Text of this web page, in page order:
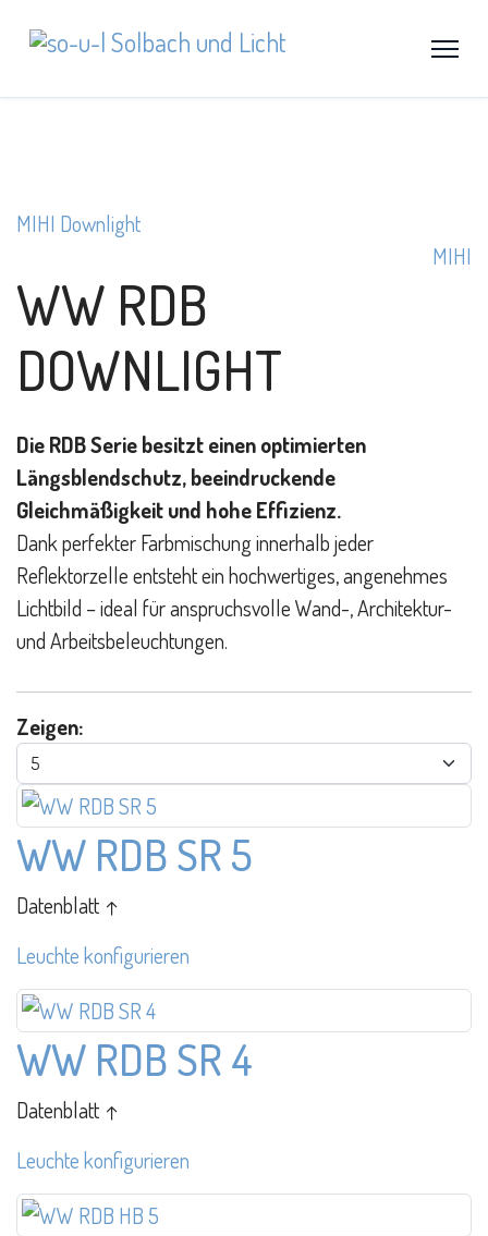
MIHI Downlight
MIHI
WW RDB
DOWNLIGHT
Die RDB Serie besitzt einen optimierten
Längsblendschutz, beeindruckende
Gleichmäßigkeit und hohe Effizienz.
Dank perfekter Farbmischung innerhalb jeder
Reflektorzelle entsteht ein hochwertiges, angenehmes
Lichtbild – ideal für anspruchsvolle Wand-, Architektur-
und Arbeitsbeleuchtungen.
Zeigen:
WW RDB SR 5
Datenblatt ↑
Leuchte konfigurieren
WW RDB SR 4
Datenblatt ↑
Leuchte konfigurieren